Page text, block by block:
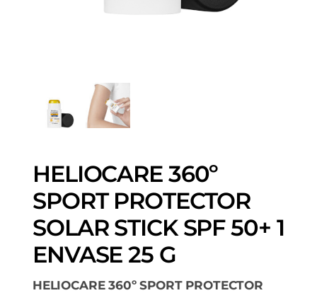
HELIOCARE 360º
SPORT PROTECTOR
SOLAR STICK SPF 50+ 1
ENVASE 25 G
HELIOCARE 360º SPORT PROTECTOR